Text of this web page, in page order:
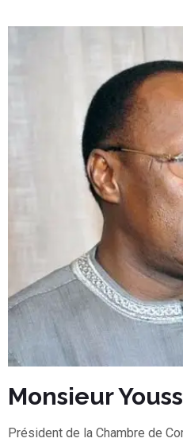
du Mali Directeur